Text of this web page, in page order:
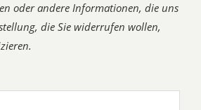
oder andere Informationen, die uns
die Sie widerrufen wollen,